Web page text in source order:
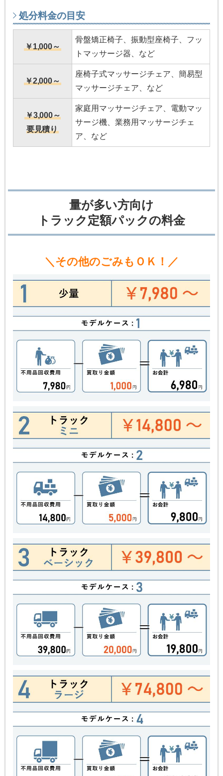
処分料金の目安
￥1,000～
骨盤矯正椅子、振動型座椅子、フッ
トマッサージ器、など
￥2,000～
座椅子式マッサージチェア、簡易型
マッサージチェア、など
￥3,000～
要見積り
家庭用マッサージチェア、電動マッ
サージ機、業務用マッサージチェ
ア、など
量が多い方向け
トラック定額パックの料金
＼その他のごみもＯＫ！／